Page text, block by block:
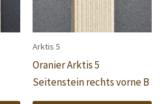
Arktis 5
Oranier Arktis 5
Seitenstein rechts vorne B